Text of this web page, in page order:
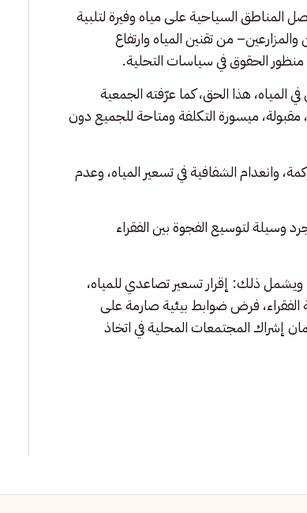
المناطق السياحية على مياه وفيرة لتلبية
من تقنين المياه وارتفاع
منظور الحقوق في سياسات التحلية.
المياه، هذا الحق، كما عرّفته الجمعية
عام 2010، يضمن “مياهًا مأمونة، مقبولة، ميسورة التكلفة ومتاحة للجميع دون
وانعدام الشفافية في تسعير المياه، وعدم
وسيلة لتوسيع الفجوة بين الفقراء
ذلك: إقرار تسعير تصاعدي للمياه،
فرض ضوابط بيئية صارمة على
إشراك المجتمعات المحلية في اتخاذ